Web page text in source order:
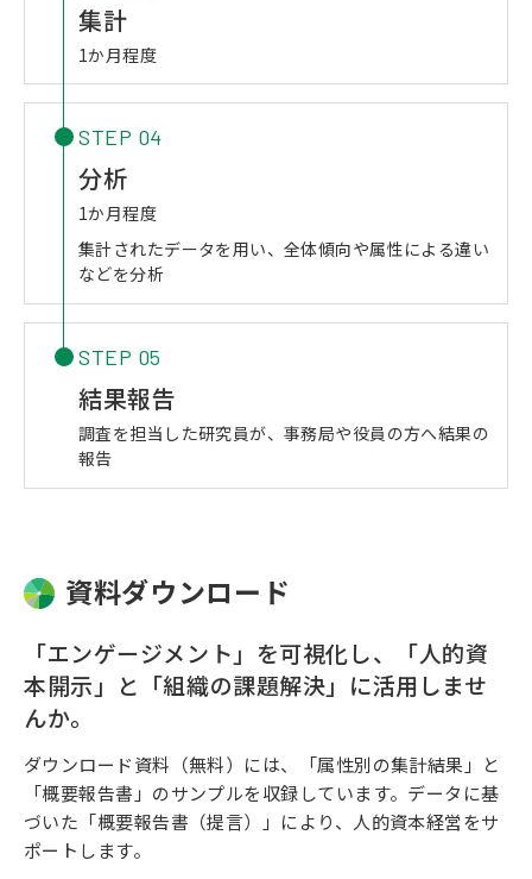
集計
1か月程度
STEP 04
分析
1か月程度
集計されたデータを用い、全体傾向や属性による違い
などを分析
STEP 05
結果報告
調査を担当した研究員が、事務局や役員の方へ結果の
報告
資料ダウンロード
「エンゲージメント」を可視化し、「人的資
本開示」と「組織の課題解決」に活用しませ
んか。
ダウンロード資料（無料）には、「属性別の集計結果」と
「概要報告書」のサンプルを収録しています。データに基
づいた「概要報告書（提言）」により、人的資本経営をサ
ポートします。